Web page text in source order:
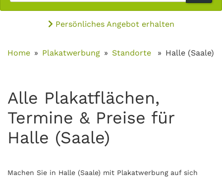
Persönliches Angebot erhalten
Home Plakatwerbung Standorte Halle (Saale)
Alle Plakatflächen,
Termine & Preise für
Halle (Saale)
Machen Sie in Halle (Saale) mit Plakatwerbung auf sich